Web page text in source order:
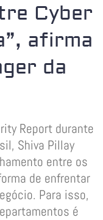
Cyber
afirma
da
Report durante
Shiva Pillay
entre os
de enfrentar
Para isso,
é